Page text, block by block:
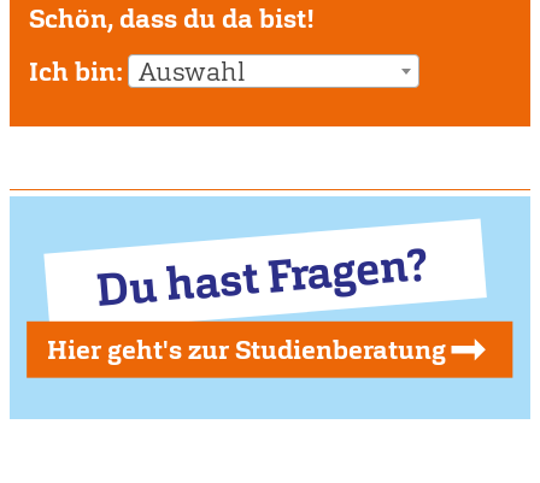
Schön, dass du da bist!
Ich bin: Auswahl
Du hast Fragen?
Hier geht's zur Studienberatung